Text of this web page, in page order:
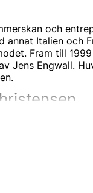
och
annat Italien och
Fram till
Jens Engwall.
partner för
hovleverantör.
och gör